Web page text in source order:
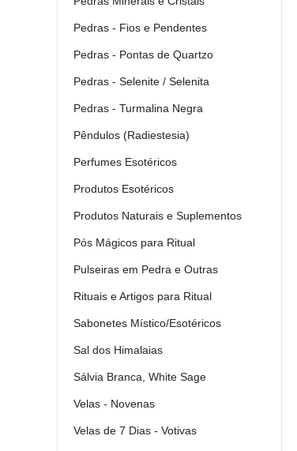
Pedras - Fios e Pendentes
Pedras - Pontas de Quartzo
Pedras - Selenite / Selenita
Pedras - Turmalina Negra
Pêndulos (Radiestesia)
Perfumes Esotéricos
Produtos Esotéricos
Produtos Naturais e Suplementos
Pós Mágicos para Ritual
Pulseiras em Pedra e Outras
Rituais e Artigos para Ritual
Sabonetes Místico/Esotéricos
Sal dos Himalaias
Sálvia Branca, White Sage
Velas - Novenas
Velas de 7 Dias - Votivas